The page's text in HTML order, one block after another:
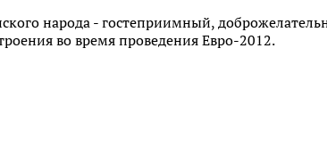
народа - гостеприимный,
во время проведения Евро-2012.